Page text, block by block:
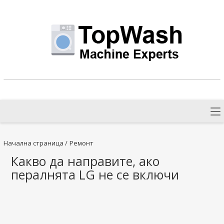
Начална страница / Ремонт
Какво да направите, ако
пералнята LG не се включи